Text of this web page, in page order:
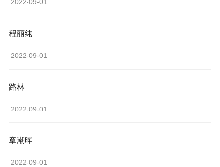
2022-09-01
程丽纯
2022-09-01
路林
2022-09-01
章潮晖
2022-09-01